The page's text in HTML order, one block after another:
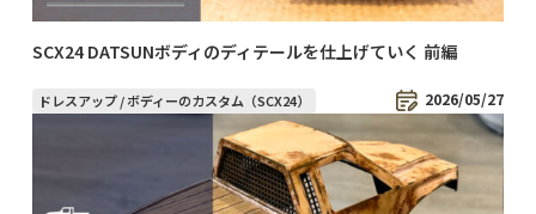
SCX24 DATSUNボディのディテールを仕上げていく 前編
ドレスアップ / ボディーのカスタム（SCX24） 2026/05/27